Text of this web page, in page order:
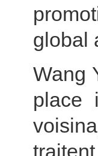
global
Wang
place